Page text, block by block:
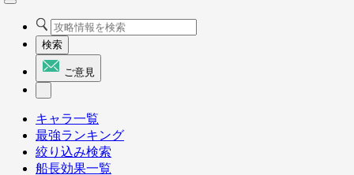
検索
ご意見
キャラ一覧
最強ランキング
絞り込み検索
船長効果一覧